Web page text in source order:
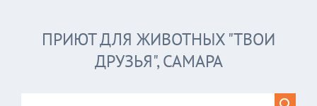
ПРИЮТ ДЛЯ ЖИВОТНЫХ "ТВОИ
ДРУЗЬЯ", САМАРА